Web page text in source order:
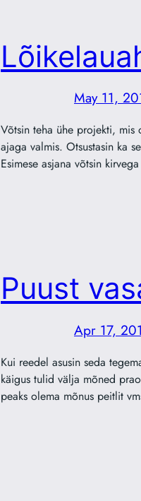
May 11,
Võtsin teha ühe projekti,
ajaga valmis. Otsustasin ka
Esimese asjana võtsin
Puust
Apr 17,
Kui reedel asusin seda
käigus tulid välja mõned
peaks olema mõnus peitlit